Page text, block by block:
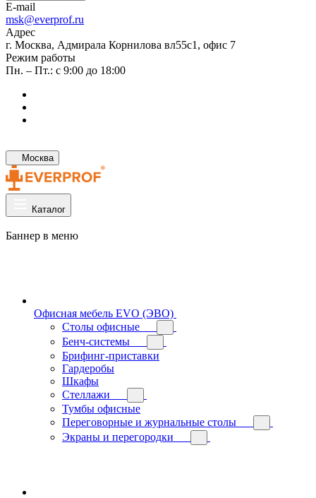
E-mail
msk@everprof.ru
Адрес
г. Москва, Адмирала Корнилова вл55с1, офис 7
Режим работы
Пн. – Пт.: с 9:00 до 18:00
Москва
Каталог
Баннер в меню
Офисная мебель EVO (ЭВО)
Cтолы офисные
Бенч-системы
Брифинг-приставки
Гардеробы
Шкафы
Стеллажи
Тумбы офисные
Переговорные и журнальные столы
Экраны и перегородки